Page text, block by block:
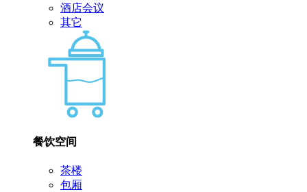
酒店会议
其它
餐饮空间
茶楼
包厢